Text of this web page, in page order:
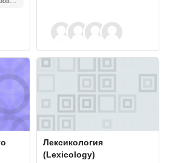
языка
Course image" Лексикология
Course image
Course name
Лексикология
(Lexicology)